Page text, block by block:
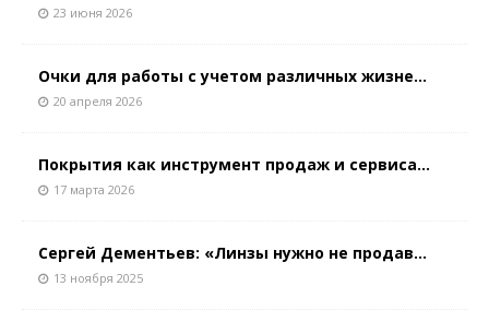
23 июня 2026
Очки для работы с учетом различных жизне...
20 апреля 2026
Покрытия как инструмент продаж и сервиса...
17 марта 2026
Сергей Дементьев: «Линзы нужно не продав...
13 ноября 2025